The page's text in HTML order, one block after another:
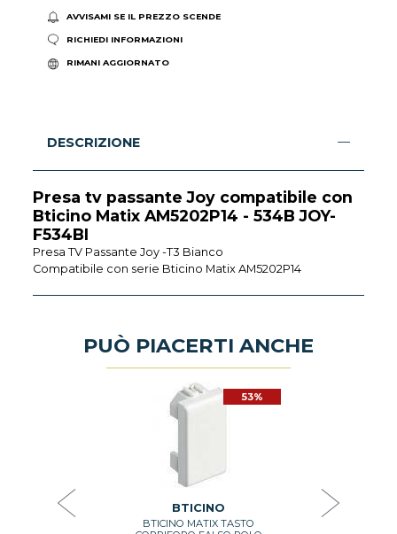
AVVISAMI SE IL PREZZO SCENDE
RICHIEDI INFORMAZIONI
RIMANI AGGIORNATO
DESCRIZIONE
Presa tv passante Joy compatibile con
Bticino Matix AM5202P14 - 534B JOY-
F534BI
Presa TV Passante Joy -T3 Bianco
Compatibile con serie Bticino Matix AM5202P14
PUÒ PIACERTI ANCHE
53%
BTICINO
BTICINO MATIX TASTO